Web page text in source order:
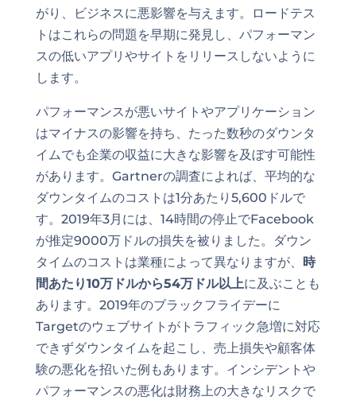
がり、ビジネスに悪影響を与えます。ロードテス
トはこれらの問題を早期に発見し、パフォーマン
スの低いアプリやサイトをリリースしないように
します。
パフォーマンスが悪いサイトやアプリケーション
はマイナスの影響を持ち、たった数秒のダウンタ
イムでも企業の収益に大きな影響を及ぼす可能性
があります。Gartnerの調査によれば、平均的な
ダウンタイムのコストは1分あたり5,600ドルで
す。2019年3月には、14時間の停止でFacebook
が推定9000万ドルの損失を被りました。ダウン
タイムのコストは業種によって異なりますが、 時
間あたり10万ドルから54万ドル以上に及ぶことも
あります。2019年のブラックフライデーに
Targetのウェブサイトがトラフィック急増に対応
できずダウンタイムを起こし、売上損失や顧客体
験の悪化を招いた例もあります。インシデントや
パフォーマンスの悪化は財務上の大きなリスクで